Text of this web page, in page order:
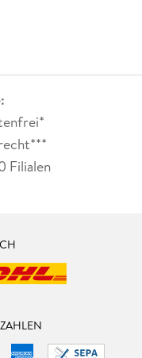
Von mir bekommt
Filialen